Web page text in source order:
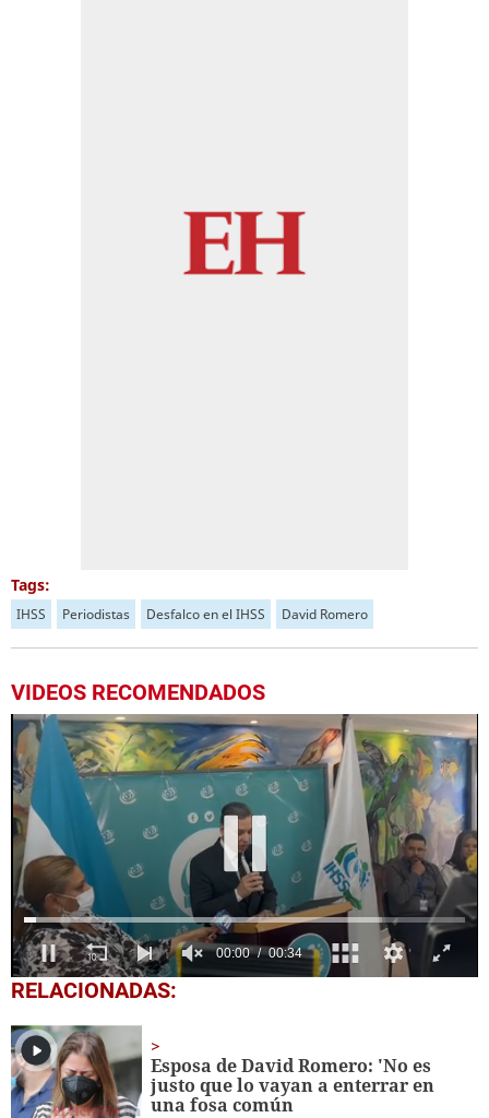
Tags:
IHSS Periodistas Desfalco en el IHSS David Romero
VIDEOS RECOMENDADOS
0
seconds
34
seconds
RELACIONADAS:
Esposa de David Romero: 'No es
justo que lo vayan a enterrar en
una fosa común